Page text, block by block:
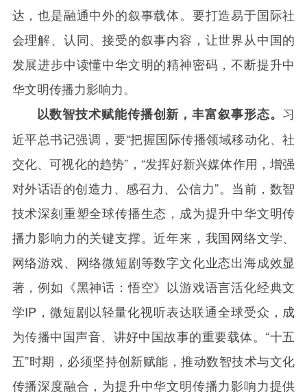
达，也是融通中外的叙事载体。要打造易于国际社
会理解、认同、接受的叙事内容，让世界从中国的
发展进步中读懂中华文明的精神密码，不断提升中
华文明传播力影响力。
以数智技术赋能传播创新，丰富叙事形态。 习
近平总书记强调，要“把握国际传播领域移动化、社
交化、可视化的趋势”，“发挥好新兴媒体作用，增强
对外话语的创造力、感召力、公信力”。当前，数智
技术深刻重塑全球传播生态，成为提升中华文明传
播力影响力的关键支撑。近年来，我国网络文学、
网络游戏、网络微短剧等数字文化业态出海成效显
著，例如《黑神话：悟空》以游戏语言活化经典文
学IP ，微短剧以轻量化视听表达联通全球受众，成
为传播中国声音、讲好中国故事的重要载体。“十五
五”时期，必须坚持创新赋能，推动数智技术与文化
传播深度融合，为提升中华文明传播力影响力提供